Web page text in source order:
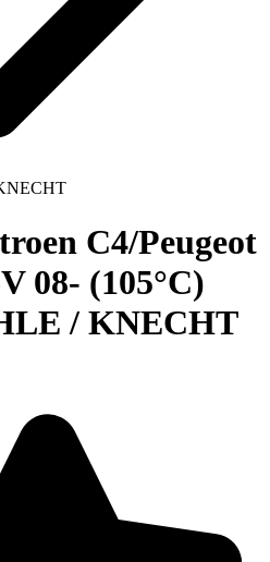
C4/Peugeot
08- (105°C)
/ KNECHT